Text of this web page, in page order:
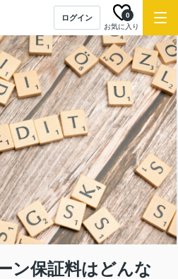
ログイン
お気に入り
0
ン保証料はどんな